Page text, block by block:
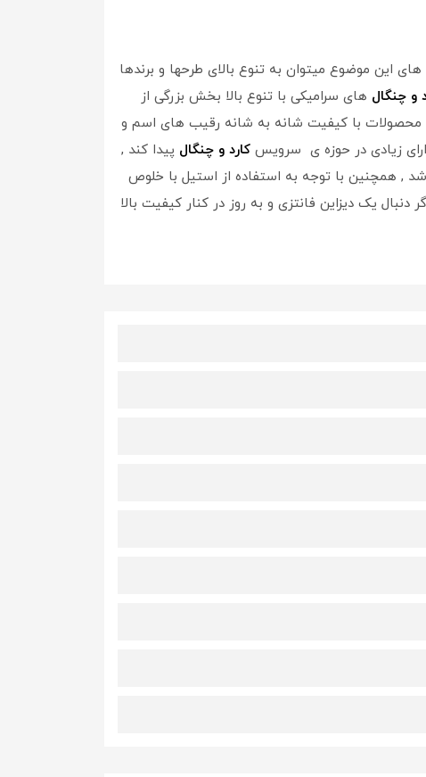
این موضوع میتوان به تنوع بالای طرحها و برندها
و چنگال های سرامیکی با تنوع بالا بخش بزرگی از
محصولات با کیفیت شانه به شانه رقیب های اسم و
زیادی در حوزه ی سرویس کارد و چنگال پیدا کند ,
, همچنین با توجه به استفاده از استیل با خلوص
یک دیزاین فانتزی و به روز در کنار کیفیت بالا